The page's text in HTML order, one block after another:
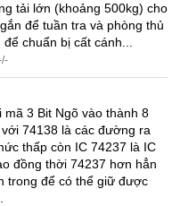
tải lớn (khoảng 500kg) cho
để tuần tra và phòng thủ
chuẩn bị cất cánh...
mã 3 Bit Ngõ vào thành 8
74138 là các đường ra
thấp còn IC 74237 là IC
đồng thời 74237 hơn hẳn
trong để có thể giữ được